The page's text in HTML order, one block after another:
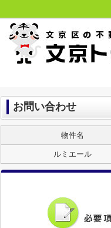
お問い合わせ
物件名
ルミエール